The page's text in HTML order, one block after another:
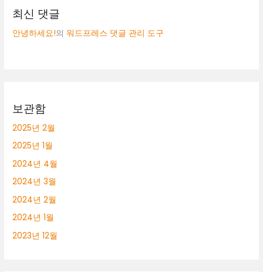
최신 댓글
안녕하세요!의워드프레스 댓글 관리 도구
보관함
2025년 2월
2025년 1월
2024년 4월
2024년 3월
2024년 2월
2024년 1월
2023년 12월